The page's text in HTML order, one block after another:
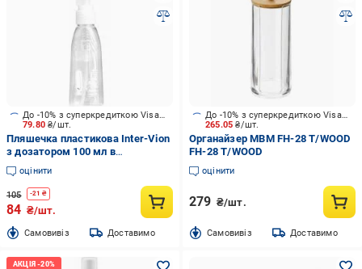
79.80₴/шт.
До -10% з суперкредиткою Visa Вигода
Пляшечка пластикова Inter-Vion
з дозатором 100 мл в
асортименті
оцінити
105 -21 ₴
84 ₴/шт.
Cамовивіз Доставимо
265.05₴/шт.
До -10% з суперкредиткою Visa Вигода
Органайзер МВМ FH-28 T/WOOD
FH-28 T/WOOD
оцінити
279 ₴/шт.
Cамовивіз Доставимо